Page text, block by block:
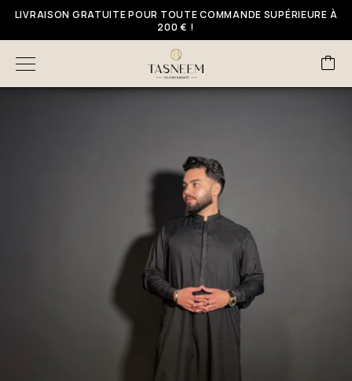
LIVRAISON GRATUITE POUR TOUTE COMMANDE SUPÉRIEURE À
200 € !